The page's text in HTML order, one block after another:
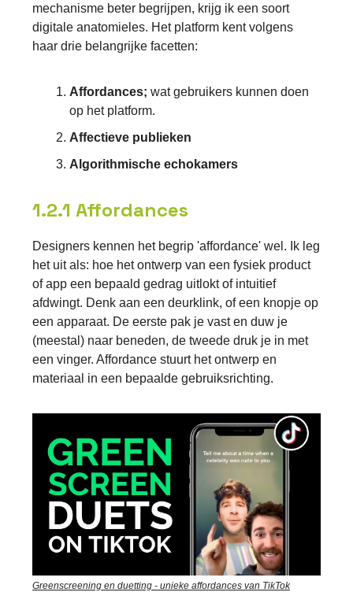
mechanisme beter begrijpen, krijg ik een soort
digitale anatomieles. Het platform kent volgens
haar drie belangrijke facetten:
Affordances; wat gebruikers kunnen doen
op het platform.
Affectieve publieken
Algorithmische echokamers
1.2.1 Affordances
Designers kennen het begrip 'affordance' wel. Ik leg
het uit als: hoe het ontwerp van een fysiek product
of app een bepaald gedrag uitlokt of intuitief
afdwingt. Denk aan een deurklink, of een knopje op
een apparaat. De eerste pak je vast en duw je
(meestal) naar beneden, de tweede druk je in met
een vinger. Affordance stuurt het ontwerp en
materiaal in een bepaalde gebruiksrichting.
Greenscreening en duetting - unieke affordances van TikTok